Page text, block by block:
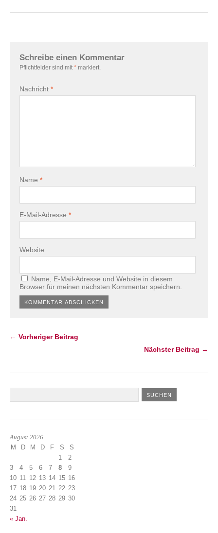
Schreibe einen Kommentar
Pflichtfelder sind mit * markiert.
Nachricht *
Name *
E-Mail-Adresse *
Website
Name, E-Mail-Adresse und Website in diesem
Browser für meinen nächsten Kommentar speichern.
← Vorheriger Beitrag
Nächster Beitrag →
August 2026
M D M D F S
S
1
2
3
4 5 6 7 8
9
10 11 12 13 14 15 16
17 18 19 20 21 22 23
24 25 26 27 28 29 30
31
« Jan.